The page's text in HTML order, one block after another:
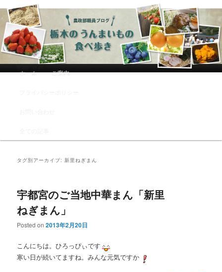
農政部職員ブログ「栃木のうんまい
もの食べ歩き」
メインコンテンツへ移動
サブコンテンツへ移動
ホーム ご案内
タグ別アーカイブ:新里ねぎまん
宇都宮のご当地中華まん「新里
ねぎまん」
Posted on2013年2月20日
こんにちは。ひろっぴぃです
寒い日が続いてますね。みんな元気ですか